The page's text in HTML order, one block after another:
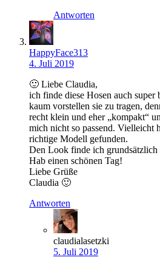
Antworten
HappyFace313
4. Juli 2019
🙂 Liebe Claudia,
ich finde diese Hosen auch super
kaum vorstellen sie zu tragen,
recht klein und eher „kompakt“
mich nicht so passend. Vielleicht
richtige Modell gefunden.
Den Look finde ich grundsätzlich
Hab einen schönen Tag!
Liebe Grüße
Claudia 🙂
Antworten
claudialasetzki
5. Juli 2019